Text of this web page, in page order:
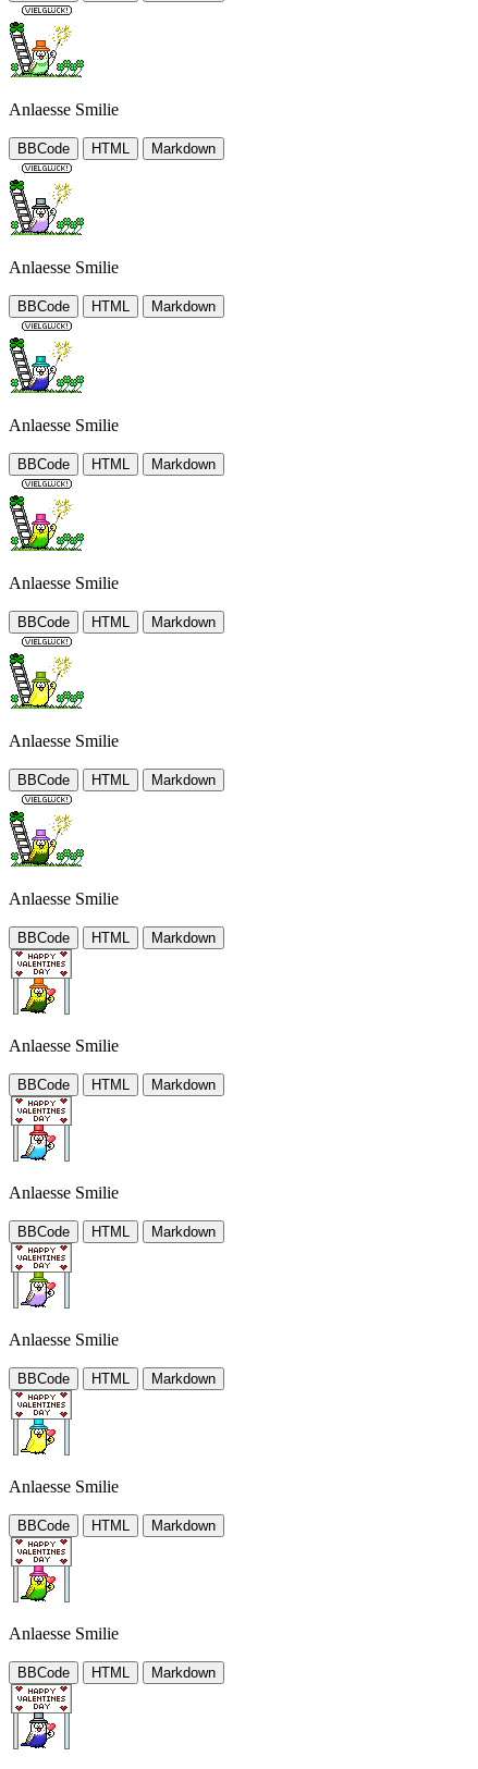
Anlaesse Smilie
BBCode HTML Markdown
Anlaesse Smilie
BBCode HTML Markdown
Anlaesse Smilie
BBCode HTML Markdown
Anlaesse Smilie
BBCode HTML Markdown
Anlaesse Smilie
BBCode HTML Markdown
Anlaesse Smilie
BBCode HTML Markdown
Anlaesse Smilie
BBCode HTML Markdown
Anlaesse Smilie
BBCode HTML Markdown
Anlaesse Smilie
BBCode HTML Markdown
Anlaesse Smilie
BBCode HTML Markdown
Anlaesse Smilie
BBCode HTML Markdown